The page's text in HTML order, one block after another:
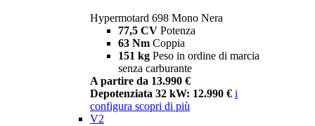
Hypermotard 698 Mono Nera
77,5 CV Potenza
63 Nm Coppia
151 kg Peso in ordine di marcia
senza carburante
A partire da 13.990 €
Depotenziata 32 kW: 12.990 € i
configura scopri di più
V2